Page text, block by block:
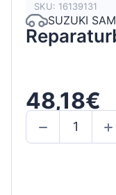
SKU: 16139131
SUZUKI
48,18€